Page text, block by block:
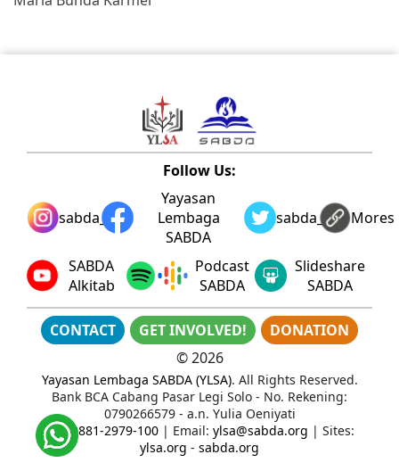
Follow Us:
sabda_ylsa
Yayasan
Lembaga
SABDA
sabda_ylsaMores
SABDA
Alkitab
Podcast
SABDA
Slideshare
SABDA
CONTACT GET INVOLVED!
DONATION
©2026
Yayasan Lembaga SABDA (YLSA). All Rights Reserved.
Bank BCA Cabang Pasar Legi Solo - No. Rekening:
0790266579 - a.n. Yulia Oeniyati
WA:0881-2979-100| Email: ylsa@sabda.org | Sites:
ylsa.org - sabda.org